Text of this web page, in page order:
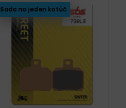
Sada na jeden kotúč